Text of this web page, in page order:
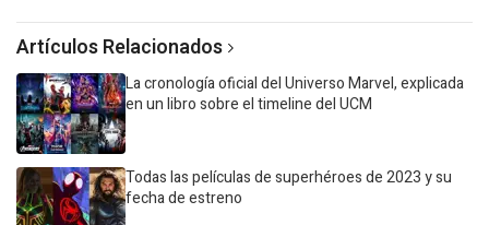
Artículos Relacionados
La cronología oficial del Universo Marvel, explicada
en un libro sobre el timeline del UCM
Todas las películas de superhéroes de 2023 y su
fecha de estreno